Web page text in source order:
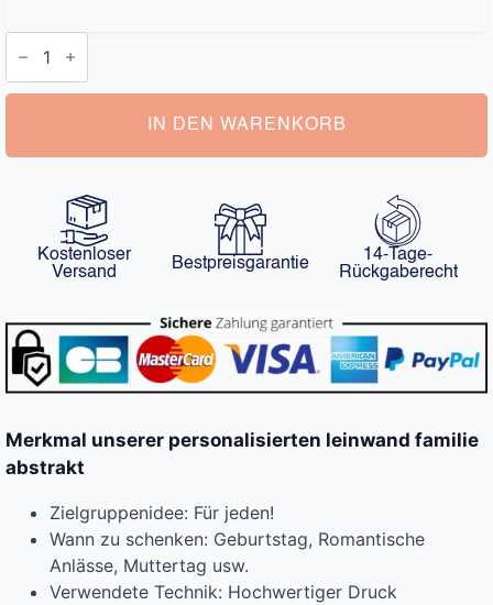
Leinwand
Familie
Menge
IN DEN WARENKORB
Kostenloser
Versand
Bestpreisgarantie
14-Tage-
Rückgaberecht
Merkmal unserer personalisierten leinwand familie
abstrakt
Zielgruppenidee: Für jeden!
Wann zu schenken: Geburtstag, Romantische
Anlässe, Muttertag usw.
Verwendete Technik: Hochwertiger Druck